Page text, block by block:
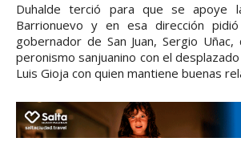
Duhalde terció para que se apoye
Barrionuevo y en esa dirección
gobernador de San Juan, Sergio
peronismo sanjuanino con el
Luis Gioja con quien mantiene buenas